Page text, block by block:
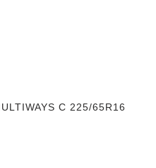
C 225/65R16